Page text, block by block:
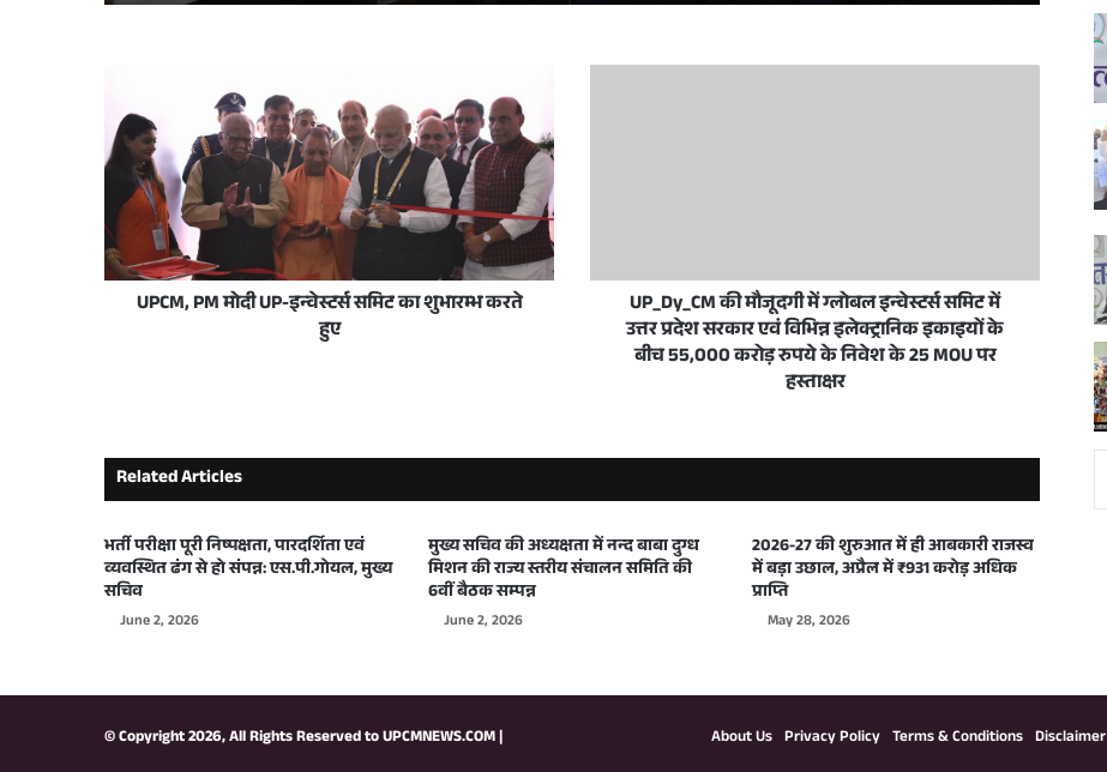
छात्रवृत्ति योजना का समयबद्ध एवं पारदर्शी संचालन करें सुनिश्चित : एस.पी. गोयल
1 week ago
योगी सरकार में जल संरक्षण बना जन आंदोलन, यूपी ने हासिल किया संयुक्त राष्ट्र का छठवां सतत विकास लक्ष्य
प्रदेश के विकास की मजबूत नींव में बेहतर सड़कें और पुल दे रहे हैं गति
2 weeks ago
योगी सरकार ने जीरो पॉवर्टी अभियान के तहत अल्पकालिक कौशल प्रशिक्षण के लिए मंजूर किए 50 करोड़ रुपये
उत्तर प्रदेश में भविष्य की तकनीकी शिक्षा को नई उड़ान, पहले ग्रीन स्किल्स एवं एप्लाइड एआई सेंटर का शुभारंभ’
अवैध मादक पदार्थों के परिवहन, तस्करी एवं अवैध व्यापार की रोकथाम के लिए हो सघन कार्रवाई: दीपक कुमार
UPCM, PM मोदी UP-इन्वेस्टर्स समिट का शुभारम्भ करते
हुए
UP_Dy_CM की मौजूदगी में ग्लोबल इन्वेस्टर्स समिट में
उत्तर प्रदेश सरकार एवं विभिन्न इलेक्ट्रानिक इकाइयों के
बीच 55,000 करोड़ रुपये के निवेश के 25 MOU पर
हस्ताक्षर
Related Articles
भर्ती परीक्षा पूरी निष्पक्षता, पारदर्शिता एवं
व्यवस्थित ढंग से हो संपन्न: एस.पी.गोयल, मुख्य
सचिव
June 2, 2026
मुख्य सचिव की अध्यक्षता में नन्द बाबा दुग्ध
मिशन की राज्य स्तरीय संचालन समिति की
6वीं बैठक सम्पन्न
June 2, 2026
2026-27 की शुरुआत में ही आबकारी राजस्व
में बड़ा उछाल, अप्रैल में ₹931 करोड़ अधिक
प्राप्ति
May 28, 2026
© Copyright 2026, All Rights Reserved toUPCMNEWS.COM| About Us Privacy Policy Terms & Conditions Disclaimer
InstagramWhatsApp